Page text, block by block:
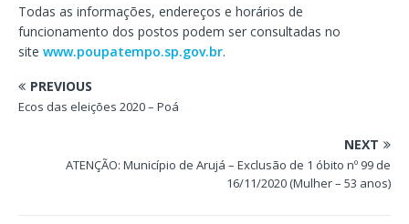
Todas as informações, endereços e horários de
funcionamento dos postos podem ser consultadas no
site www.poupatempo.sp.gov.br.
PREVIOUS
Ecos das eleições 2020 – Poá
NEXT
ATENÇÃO: Município de Arujá – Exclusão de 1 óbito nº 99 de
16/11/2020 (Mulher – 53 anos)